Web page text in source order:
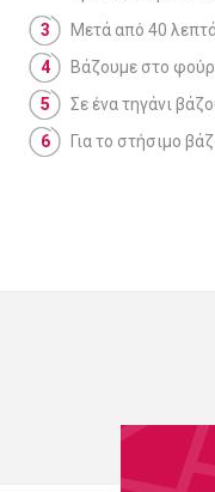
Μετά από 40
Βάζουμε στο
Σε ένα τηγάνι
Για το στήσιμο